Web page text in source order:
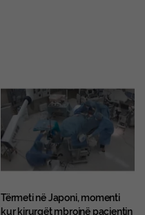
Tërmeti në Japoni, momenti
kur kirurgët mbrojnë pacientin